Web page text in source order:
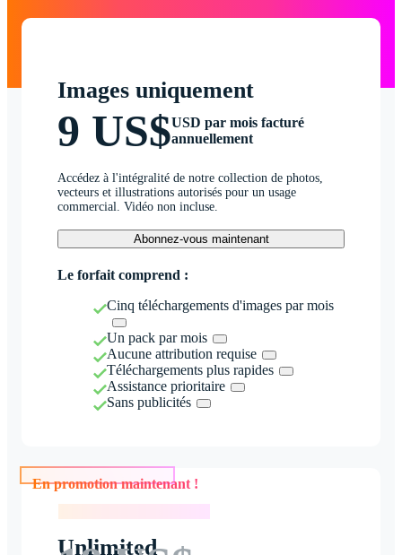
Images uniquement
9 US$USD par mois facturé
annuellement
Accédez à l'intégralité de notre collection de photos,
vecteurs et illustrations autorisés pour un usage
commercial. Vidéo non incluse.
Abonnez-vous maintenant
Le forfait comprend :
Cinq téléchargements d'images par mois
Un pack par mois
Aucune attribution requise
Téléchargements plus rapides
Assistance prioritaire
Sans publicités
En promotion maintenant !
Unlimited